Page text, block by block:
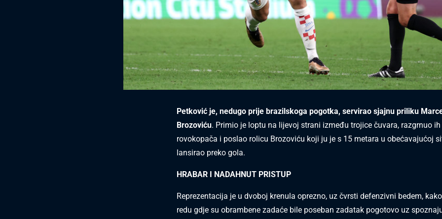
Petković je, nedugo prije brazilskoga pogotka, servirao sjajnu priliku
Brozoviću. Primio je loptu na lijevoj strani između trojice čuvara, razgrnuo
rovokopača i poslao rolicu Brozoviću koji ju je s 15 metara u obećavajućoj
lansirao preko gola.
HRABAR I NADAHNUT PRISTUP
Reprezentacija je u dvoboj krenula oprezno, uz čvrsti defenzivni bedem,
redu gdje su obrambene zadaće bile poseban zadatak pogotovo uz